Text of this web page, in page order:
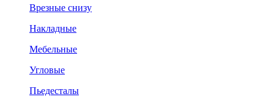
Врезные снизу
Накладные
Мебельные
Угловые
Пьедесталы